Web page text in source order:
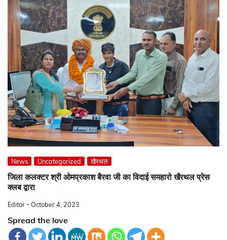
News Uncategorized खैरथल
जिला कलक्टर श्री ओमप्रकाश बैरवा जी का विदाई समहारो खैरथल प्रेस
क्लब द्वारा
Editor October 4, 2023
Spread the love